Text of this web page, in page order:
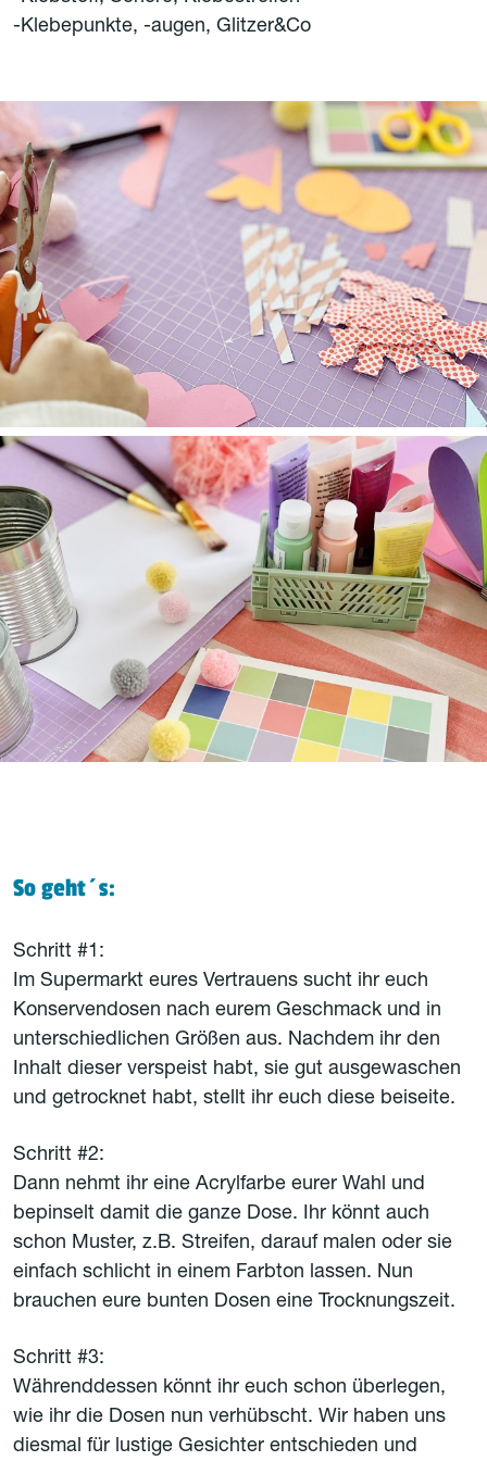
-Klebepunkte, -augen, Glitzer&Co
So geht´s:
Schritt #1:
Im Supermarkt eures Vertrauens sucht ihr euch
Konservendosen nach eurem Geschmack und in
unterschiedlichen Größen aus. Nachdem ihr den
Inhalt dieser verspeist habt, sie gut ausgewaschen
und getrocknet habt, stellt ihr euch diese beiseite.
Schritt #2:
Dann nehmt ihr eine Acrylfarbe eurer Wahl und
bepinselt damit die ganze Dose. Ihr könnt auch
schon Muster, z.B. Streifen, darauf malen oder sie
einfach schlicht in einem Farbton lassen. Nun
brauchen eure bunten Dosen eine Trocknungszeit.
Schritt #3:
Währenddessen könnt ihr euch schon überlegen,
wie ihr die Dosen nun verhübscht. Wir haben uns
diesmal für lustige Gesichter entschieden und